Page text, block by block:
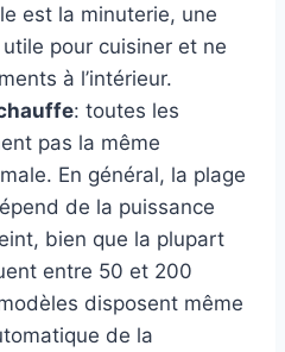
est la minuterie, une
pour cuisiner et ne
à l’intérieur.
: toutes les
pas la même
En général, la plage
de la puissance
bien que la plupart
entre 50 et 200
disposent même
de la